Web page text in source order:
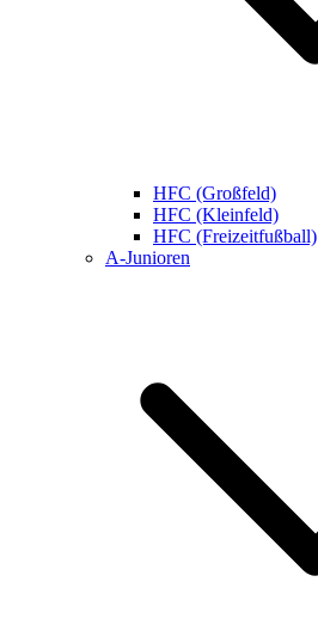
HFC (Großfeld)
HFC (Kleinfeld)
HFC (Freizeitfußball)
A-Junioren